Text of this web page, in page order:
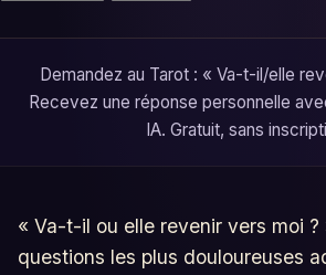
Demandez au Tarot : « Va-t-il/elle
Recevez une réponse personnelle
IA. Gratuit, sans
« Va-t-il ou elle revenir vers moi
questions les plus douloureuses